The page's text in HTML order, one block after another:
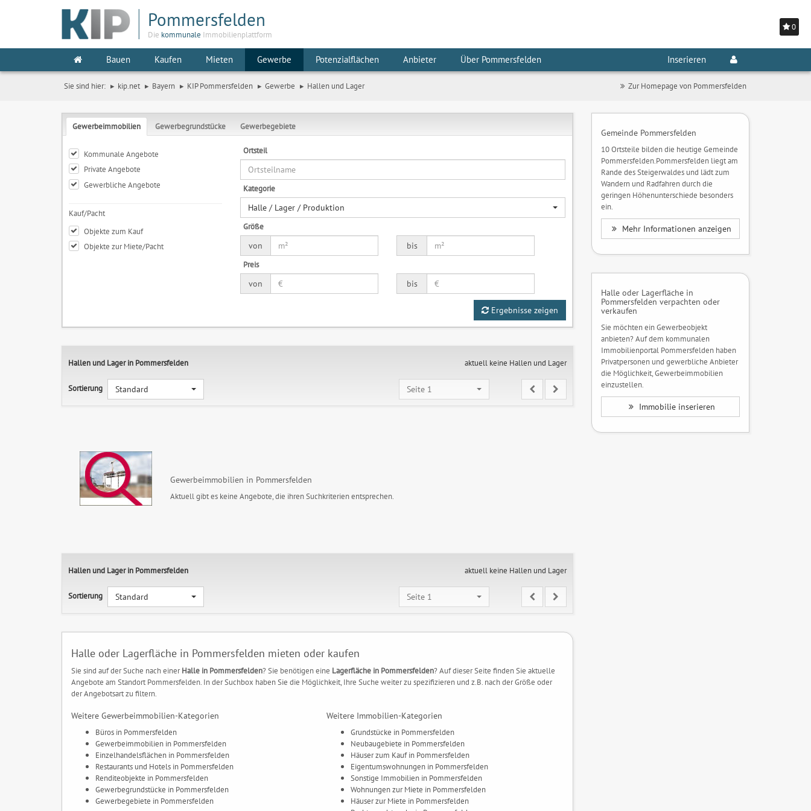
0
Pommersfelden
Die kommunale Immobilienplattform
Bauen Kaufen Mieten Gewerbe Potenzialflächen Anbieter Über Pommersfelden Inserieren
Sie sind hier: kip.net Bayern KIP Pommersfelden Gewerbe Hallen und Lager Zur Homepage von Pommersfelden
Gewerbeimmobilien Gewerbegrundstücke Gewerbegebiete
Kommunale Angebote
Private Angebote
Gewerbliche Angebote
Kauf/Pacht
Objekte zum Kauf
Objekte zur Miete/Pacht
Ortsteil
Kategorie
Halle / Lager / Produktion
Größe
von
bis
Preis
von
bis
Ergebnisse zeigen
Hallen und Lager in Pommersfelden
Sortierung Standard
aktuell keine Hallen und Lager
Seite 1
Gewerbeimmobilien in Pommersfelden
Aktuell gibt es keine Angebote, die ihren Suchkriterien entsprechen.
Hallen und Lager in Pommersfelden
Sortierung Standard
aktuell keine Hallen und Lager
Seite 1
Halle oder Lagerfläche in Pommersfelden mieten oder kaufen
Sie sind auf der Suche nach einerHalle in Pommersfelden? Sie benötigen eine Lagerfläche in Pommersfelden? Auf dieser Seite finden Sie aktuelle
Angebote am Standort Pommersfelden. In der Suchbox haben Sie die Möglichkeit, Ihre Suche weiter zu spezifizieren und z.B. nach der Größe oder
der Angebotsart zu filtern.
Weitere Gewerbeimmobilien-Kategorien
Büros in Pommersfelden
Gewerbeimmobilien in Pommersfelden
Einzelhandelsflächen in Pommersfelden
Restaurants und Hotels in Pommersfelden
Renditeobjekte in Pommersfelden
Gewerbegrundstücke in Pommersfelden
Gewerbegebiete in Pommersfelden
Weitere Immobilien-Kategorien
Grundstücke in Pommersfelden
Neubaugebiete in Pommersfelden
Häuser zum Kauf in Pommersfelden
Eigentumswohnungen in Pommersfelden
Sonstige Immobilien in Pommersfelden
Wohnungen zur Miete in Pommersfelden
Häuser zur Miete in Pommersfelden
Gemeinde Pommersfelden
10 Ortsteile bilden die heutige Gemeinde
Pommersfelden.Pommersfelden liegt am
Rande des Steigerwaldes und lädt zum
Wandern und Radfahren durch die
geringen Höhenunterschiede besonders
ein.
Mehr Informationen anzeigen
Halle oder Lagerfläche in
Pommersfelden verpachten oder
verkaufen
Sie möchten ein Gewerbeobjekt
anbieten? Auf dem kommunalen
Immobilienportal Pommersfelden haben
Privatpersonen und gewerbliche Anbieter
die Möglichkeit, Gewerbeimmobilien
einzustellen.
Immobilie inserieren